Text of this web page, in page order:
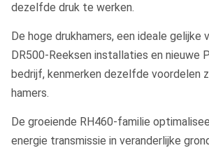
dezelfde druk te werken.
De hoge drukhamers, een ideale gelijke
DR500-Reeksen installaties en nieuwe
bedrijf, kenmerken dezelfde voordelen
hamers.
De groeiende RH460-familie
energie transmissie in veranderlijke